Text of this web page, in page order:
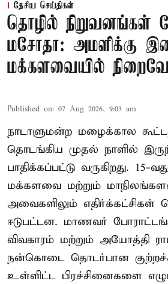
தேசிய செய்திகள்
தொழில் நிறுவனங்கள்
மசோதா: அமளிக்கு
மக்களவையில்
Published on: 07 Aug 2026, 9:03 am
நாடாளுமன்ற மழைக்கால
தொடங்கிய முதல் நாளில்
பாதிக்கப்பட்டு வருகிறது.
மக்களவை மற்றும்
அவைகளிலும் எதிர்க்கட்சிகள்
ஈடுபட்டன. மாணவர்
விவகாரம் மற்றும் அயோத்தி
நன்கொடை தொடர்பான
உள்ளிட்ட பிரச்சினைகளை